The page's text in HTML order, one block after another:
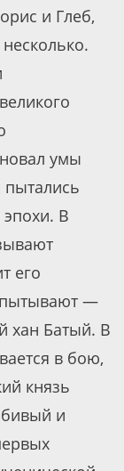
и Глеб,
умы
эпохи. В
его
—
хан Батый. В
в бою,
князь
и